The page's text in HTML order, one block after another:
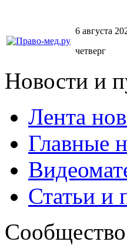
6 августа
четверг
Новости и
Лента
Главные
Статьи и
Сообщество